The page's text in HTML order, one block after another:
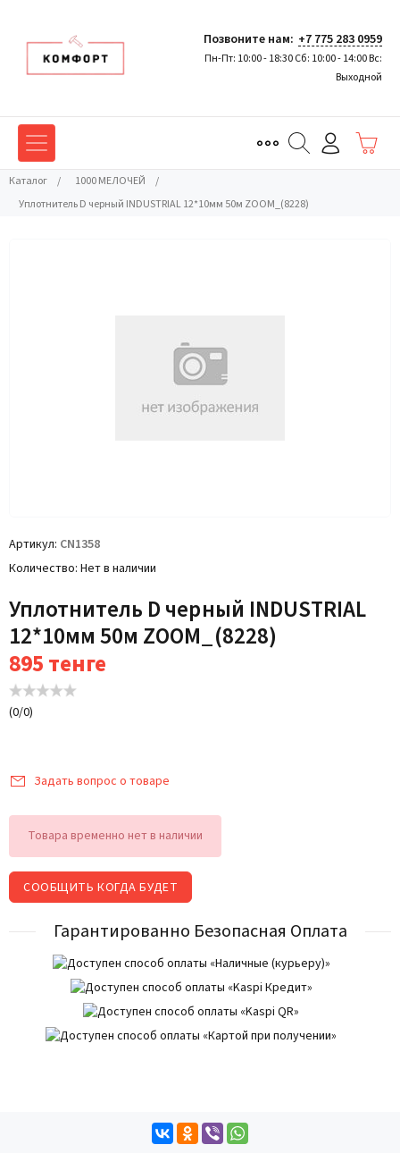
Позвоните нам: +7 775 283 0959
Пн-Пт: 10:00 - 18:30 Сб: 10:00 - 14:00 Вс:
Выходной
Каталог / 1000 МЕЛОЧЕЙ
/
Уплотнитель D черный INDUSTRIAL 12*10мм 50м ZOOM_(8228)
Артикул CN1358
Количество Нет в наличии
Уплотнитель D черный INDUSTRIAL
12*10мм 50м ZOOM_(8228)
895тенге
(0/0)
Задать вопрос о товаре
Товара временно нет в наличии
СООБЩИТЬ КОГДА БУДЕТ
Гарантированно Безопасная Оплата